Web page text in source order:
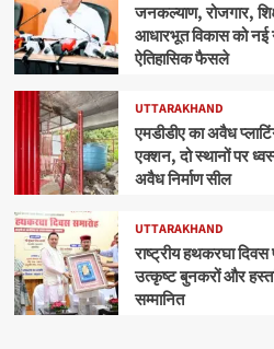
जनकल्याण, रोजगार,
आधारभूत विकास को नई
ऐतिहासिक फैसले
UTTARAKHAND
एमडीडीए का अवैध
एक्शन, दो स्थानों पर
अवैध निर्माण सील
UTTARAKHAND
राष्ट्रीय हथकरघा
उत्कृष्ट बुनकरों और
सम्मानित